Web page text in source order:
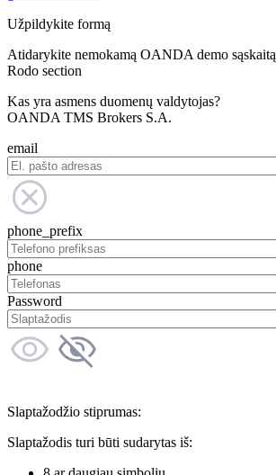
Užpildykite formą
Atidarykite nemokamą OANDA demo sąskaitą
Rodo section
Kas yra asmens duomenų valdytojas?
OANDA TMS Brokers S.A.
email
phone_prefix
phone
Password
Slaptažodžio stiprumas:
Slaptažodis turi būti sudarytas iš: